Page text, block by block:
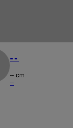
--
-- cm
--